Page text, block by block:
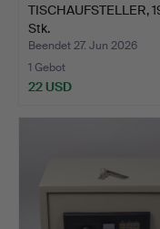
TISCHAUFSTELLER,
Stk.
Beendet 27. Jun 2026
1 Gebot
22 USD